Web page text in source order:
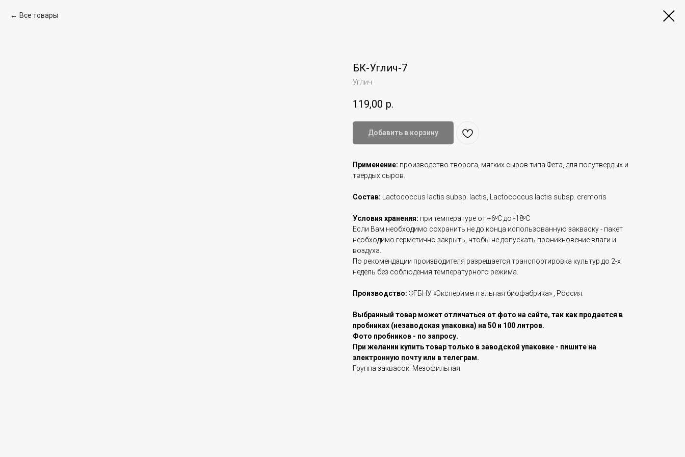
Все товары
БК-Углич-7
Углич
119,00 р.
Добавить в корзину
Применение: производство творога, мягких сыров типа Фета, для полутвердых и
твердых сыров.
Состав: Lactococcus lactis subsp. lactis, Lactococcus lactis subsp. сremoris
Условия хранения: при температуре от +6⁰С до -18⁰C
Если Вам необходимо сохранить не до конца использованную закваску - пакет
необходимо герметично закрыть, чтобы не допускать проникновение влаги и
воздуха.
По рекомендации производителя разрешается транспортировка культур до 2-х
недель без соблюдения температурного режима.
Производство: ФГБНУ «Экспериментальная биофабрика» , Россия.
Выбранный товар может отличаться от фото на сайте, так как продается в
пробниках (незаводская упаковка) на 50 и 100 литров.
Фото пробников - по запросу.
При желании купить товар только в заводской упаковке - пишите на
электронную почту или в телеграм.
Группа заквасок: Мезофильная